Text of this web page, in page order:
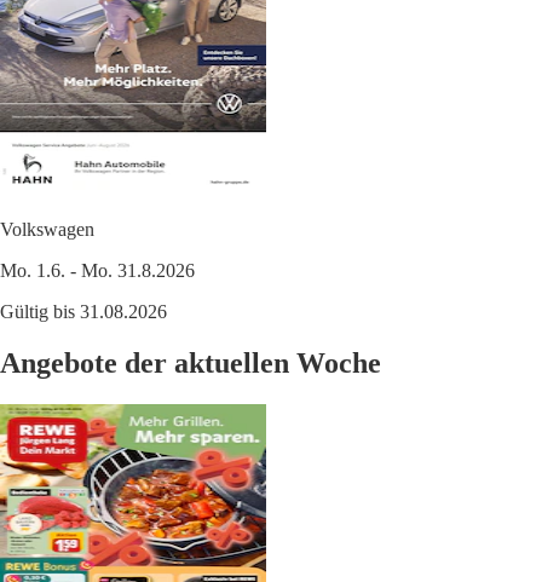
Volkswagen
Mo. 1.6. - Mo. 31.8.2026
Gültig bis 31.08.2026
Angebote der aktuellen Woche